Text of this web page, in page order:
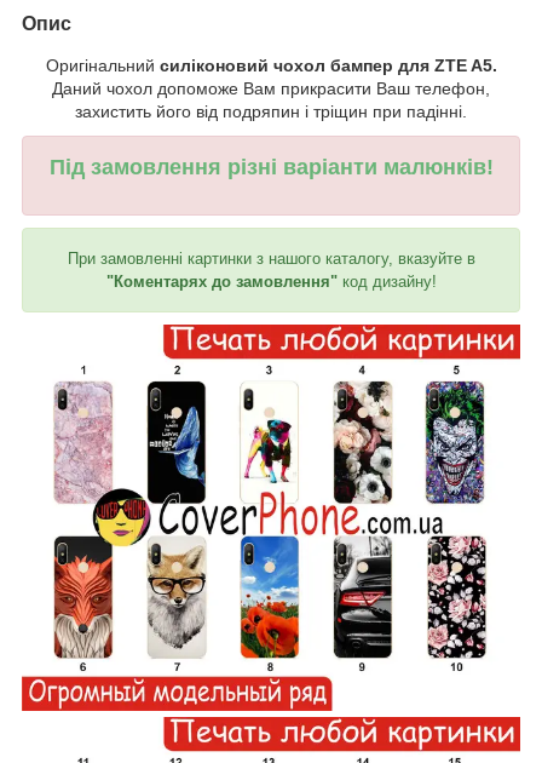
Опис
Оригінальний силіконовий чохол бампер для ZTE A5.
Даний чохол допоможе Вам прикрасити Ваш телефон,
захистить його від подряпин і тріщин при падінні.
Під замовлення різні варіанти малюнків!
При замовленні картинки з нашого каталогу, вказуйте в
"Коментарях до замовлення"код дизайну!